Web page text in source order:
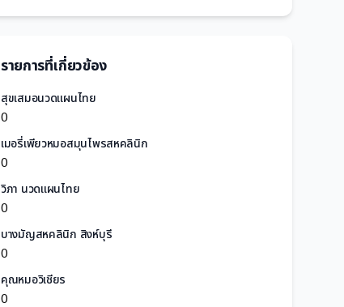
รายการที่เกี่ยวข้อง
สุขเสมอนวดแผนไทย
0
เมอรี่เพียวหมอสมุนไพรสหคลินิก
0
วิภา นวดแผนไทย
0
บางมัญสหคลินิก สิงห์บุรี
0
คุณหมอวิเชียร
0